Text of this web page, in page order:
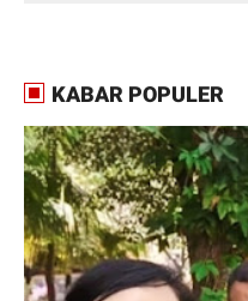
KABAR POPULER